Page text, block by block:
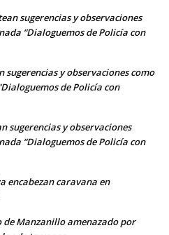
sugerencias y observaciones
“Dialoguemos de Policía con
sugerencias y observaciones como
de Policía con
sugerencias y observaciones
“Dialoguemos de Policía con
encabezan caravana en
de Manzanillo amenazado por